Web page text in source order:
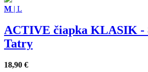
M | L
ACTIVE čiapka KLASIK -
Tatry
18,90 €